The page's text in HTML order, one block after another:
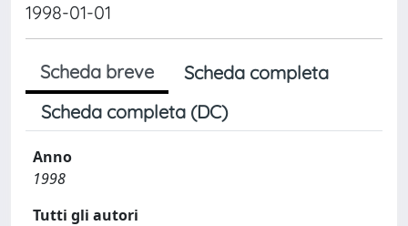
1998-01-01
Scheda breve
Scheda completa
Scheda completa (DC)
Anno
1998
Tutti gli autori